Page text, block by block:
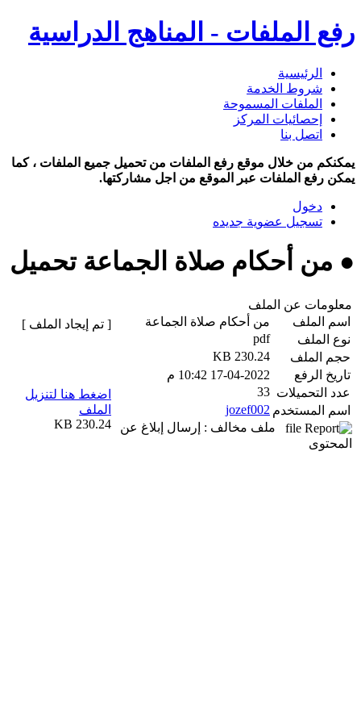
رفع الملفات - المناهج الدراسية
الرئيسية
شروط الخدمة
الملفات المسموحة
إحصائيات المركز
اتصل بنا
يمكنكم من خلال موقع رفع الملفات من تحميل جميع الملفات ، كما
يمكن رفع الملفات عبر الموقع من اجل مشاركتها.
دخول
تسجيل عضوية جديده
● من أحكام صلاة الجماعة تحميل
معلومات عن الملف
اسم الملف
من أحكام صلاة الجماعة
نوع الملف
pdf
حجم الملف
230.24 KB
تاريخ الرفع
17-04-2022 10:42 م
عدد التحميلات 33
اسم المستخدم jozef002
ملف مخالف : إرسال إبلاغ عن
المحتوى
[ تم إيجاد الملف ]
اضغط هنا لتنزيل
الملف
230.24 KB